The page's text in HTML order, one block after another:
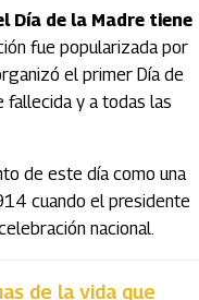
Día de la Madre tiene
fue popularizada por
el primer Día de
fallecida y a todas las
de este día como una
cuando el presidente
nacional.
de la vida que